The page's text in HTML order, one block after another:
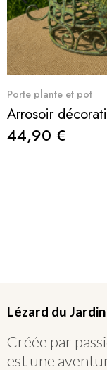
Porte plante et pot
44,90 €
Lézard du Jardin
Créée par
est une